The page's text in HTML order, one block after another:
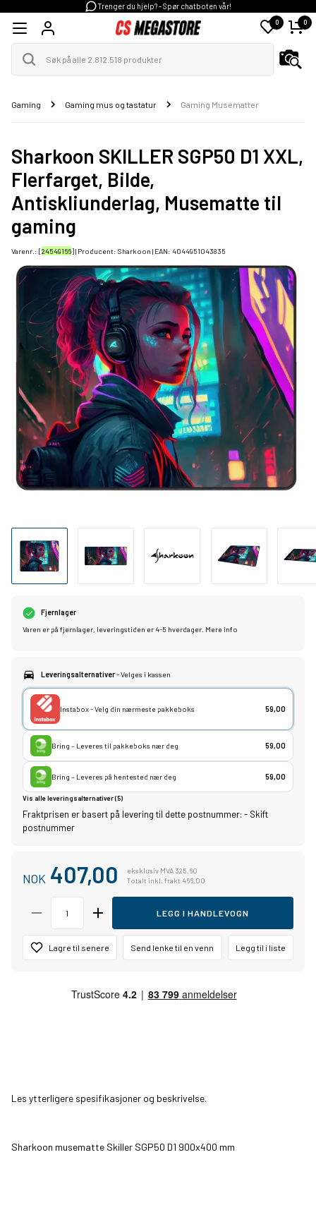
Trenger du hjelp? - Spør chatboten vår!
0 0
Gaming Gaming mus og tastatur Gaming Musematter
Sharkoon SKILLER SGP50 D1 XXL,
Flerfarget, Bilde,
Antiskliunderlag, Musematte til
gaming
Varenr.: [24549166] | Producent: Sharkoon | EAN: 4044951043835
Fjernlager
Varen er på fjernlager, leveringstiden er 4-5 hverdager. Mere info
Leveringsalternativer- Velges i kassen
Instabox - Velg din nærmeste pakkeboks 59,00
Bring – Leveres til pakkeboks nær deg 59,00
Bring – Leveres på hentested nær deg 59,00
Vis alle leveringsalternativer (5)
Fraktprisen er basert på levering til dette postnummer: - Skift
postnummer
NOK 407,00
eksklusiv MVA 325,60
Totalt inkl. frakt 466,00
LEGG I HANDLEVOGN
Lagre til senere Send lenke til en venn Legg til i liste
Les ytterligere spesifikasjoner og beskrivelse.
Sharkoon musematte Skiller SGP50 D1 900x400 mm